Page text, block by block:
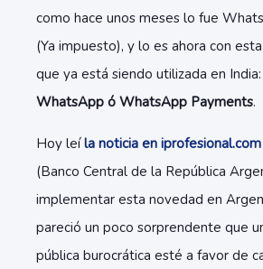
como hace unos meses lo fue
(Ya impuesto), y lo es ahora con
que ya está siendo utilizada en India:
WhatsApp ó WhatsApp Payments.
Hoy leíla noticia en iprofesional.com
(Banco Central de la República
implementar esta novedad en
pareció un poco sorprendente que
pública burocrática esté a favor de